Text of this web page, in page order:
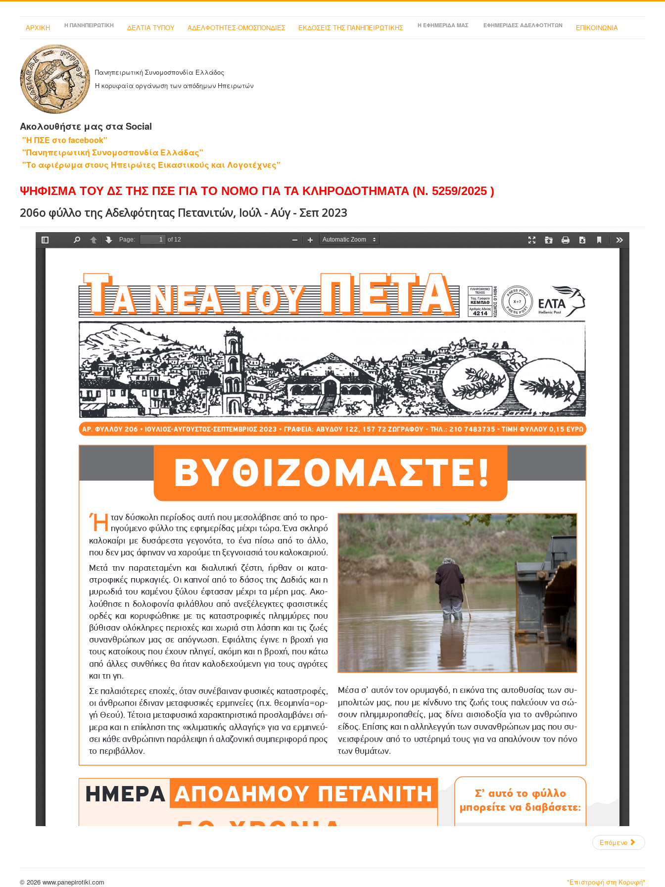
ΑΡΧΙΚΗ Η ΠΑΝΗΠΕΙΡΩΤΙΚΗ ΔΕΛΤΙΑ ΤΥΠΟΥ ΑΔΕΛΦΟΤΗΤΕΣ-ΟΜΟΣΠΟΝΔΙΕΣ ΕΚΔΟΣΕΙΣ ΤΗΣ ΠΑΝΗΠΕΙΡΩΤΙΚΗΣ Η ΕΦΗΜΕΡΙΔΑ ΜΑΣ ΕΦΗΜΕΡΙΔΕΣ ΑΔΕΛΦΟΤΗΤΩΝ ΕΠΙΚΟΙΝΩΝΙΑ
Πανηπειρωτική Συνομοσπονδία Ελλάδος
Η κορυφαία οργάνωση των απόδημων Ηπειρωτών
Ακολουθήστε μας στα Social
"Η ΠΣΕ στο facebook"
"Πανηπειρωτική Συνομοσπονδία Ελλάδας"
"Το αφιέρωμα στους Ηπειρώτες Εικαστικούς και Λογοτέχνες"
ΨΗΦΙΣΜΑ ΤΟΥ ΔΣ ΤΗΣ ΠΣΕ ΓΙΑ ΤΟ ΝΟΜΟ ΓΙΑ ΤΑ ΚΛΗΡΟΔΟΤΗΜΑΤΑ (Ν. 5259/2025 )
206ο φύλλο της Αδελφότητας Πετανιτών, Ιούλ - Αύγ - Σεπ 2023
Επόμενο
"Επιστροφή στη Κορυφή"
© 2026 www.panepirotiki.com